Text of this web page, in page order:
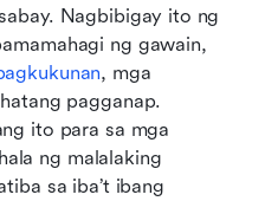
Nagbibigay ito ng
, mga
pagganap.
ito para sa mga
ng malalaking
sa iba’t ibang